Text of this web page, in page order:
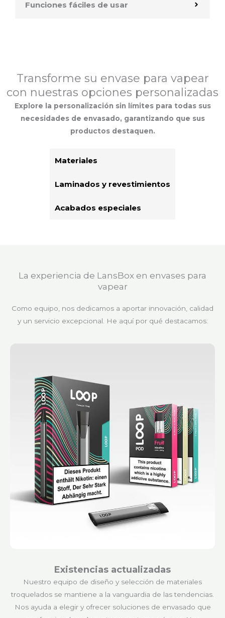
Funciones fáciles de usar
Transforme su envase para vapear
con nuestras opciones personalizadas
Explore la personalización sin límites para todas sus
necesidades de envasado, garantizando que sus
productos destaquen.
Materiales
Laminados y revestimientos
Acabados especiales
La experiencia de LansBox en envases para
vapear
Como equipo, nos dedicamos a aportar innovación, calidad
y un servicio excepcional. He aquí por qué destacamos:
Existencias actualizadas
Nuestro equipo de diseño y selección de materiales
troquelados se mantiene a la vanguardia de las tendencias.
Nos ayuda a elegir y ofrecer soluciones de envasado que